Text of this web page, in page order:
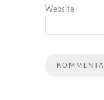
Website